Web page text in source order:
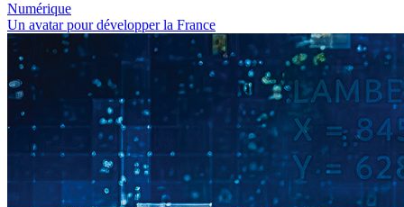
Numérique
Un avatar pour développer la France